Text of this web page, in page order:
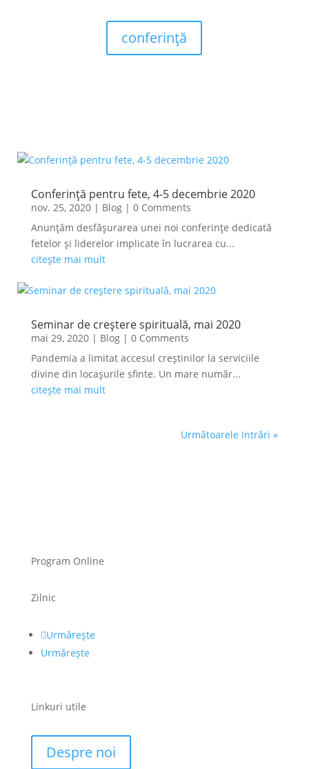
conferință
Conferință pentru fete, 4-5 decembrie 2020
nov. 25, 2020| Blog| 0 Comments
Anunțăm desfășurarea unei noi conferințe dedicată
fetelor și liderelor implicate în lucrarea cu...
citește mai mult
Seminar de creștere spirituală, mai 2020
mai 29, 2020| Blog| 0 Comments
Pandemia a limitat accesul creștinilor la serviciile
divine din locașurile sfinte. Un mare număr...
citește mai mult
Următoarele Intrări »
Program Online
Zilnic
Urmărește
Urmărește
Linkuri utile
Despre noi